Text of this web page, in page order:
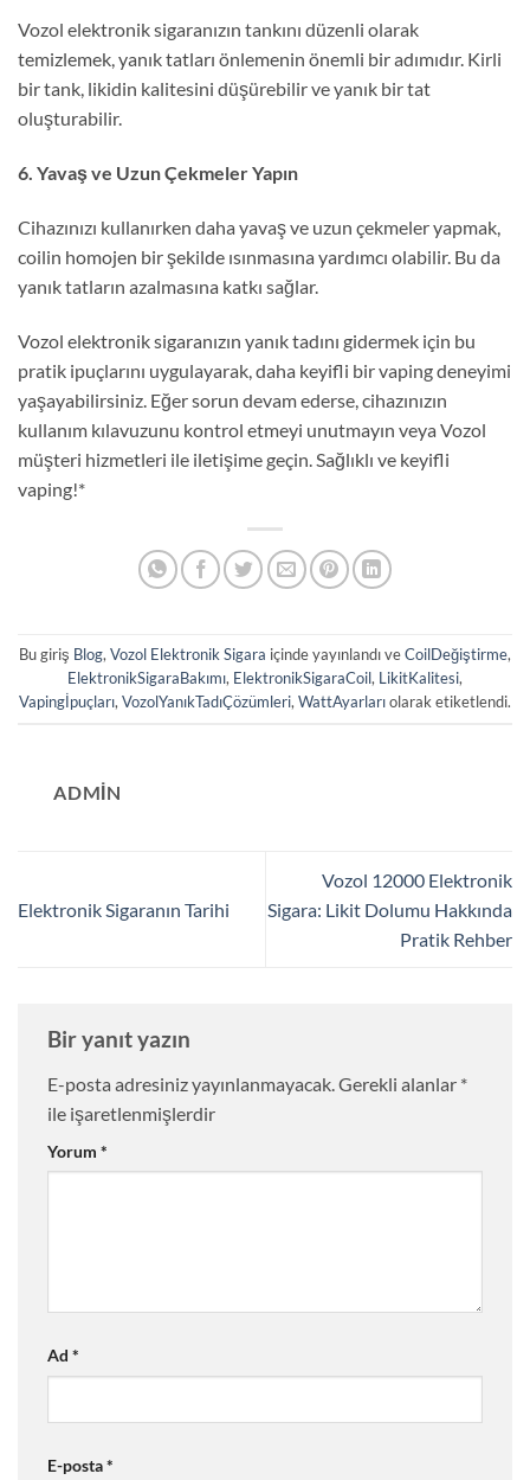
Vozol elektronik sigaranızın tankını düzenli olarak
temizlemek, yanık tatları önlemenin önemli bir adımıdır. Kirli
bir tank, likidin kalitesini düşürebilir ve yanık bir tat
oluşturabilir.
6. Yavaş ve Uzun Çekmeler Yapın
Cihazınızı kullanırken daha yavaş ve uzun çekmeler yapmak,
coilin homojen bir şekilde ısınmasına yardımcı olabilir. Bu da
yanık tatların azalmasına katkı sağlar.
Vozol elektronik sigaranızın yanık tadını gidermek için bu
pratik ipuçlarını uygulayarak, daha keyifli bir vaping deneyimi
yaşayabilirsiniz. Eğer sorun devam ederse, cihazınızın
kullanım kılavuzunu kontrol etmeyi unutmayın veya Vozol
müşteri hizmetleri ile iletişime geçin. Sağlıklı ve keyifli
vaping!*
Bu giriş Blog, Vozol Elektronik Sigara içinde yayınlandı veCoilDeğiştirme,
ElektronikSigaraBakımı, ElektronikSigaraCoil, LikitKalitesi,
Vapingİpuçları, VozolYanıkTadıÇözümleri, WattAyarlarıolarak etiketlendi.
ADMIN
Elektronik Sigaranın Tarihi
Vozol 12000 Elektronik
Sigara: Likit Dolumu Hakkında
Pratik Rehber
Bir yanıt yazın
E-posta adresiniz yayınlanmayacak. Gerekli alanlar *
ile işaretlenmişlerdir
Yorum *
Ad *
E-posta*